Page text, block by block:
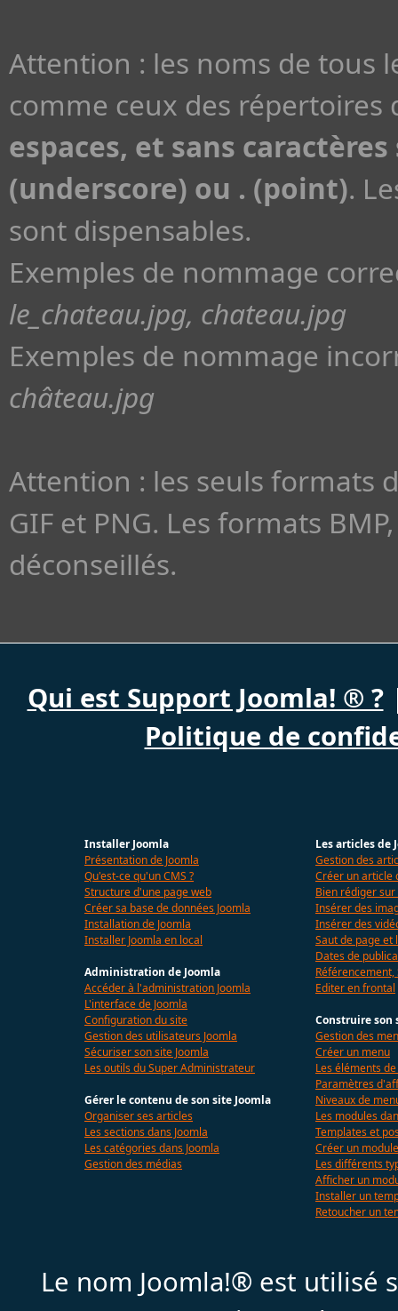
Attention : les noms de tous
comme ceux des répertoires
espaces, et sans
(underscore) ou . (point).
sont dispensables.
Exemples de nommage
le_chateau.jpg, chateau.jpg
Exemples de nommage
château.jpg
Attention : les seuls formats
GIF et PNG. Les formats
déconseillés.
Qui est Support Joomla! ® ?
Politique de
Installer Joomla
Présentation de Joomla
Qu'est-ce qu'un CMS ?
Structure d'une page web
Créer sa base de données Joomla
Installation de Joomla
Installer Joomla en local
Administration de Joomla
Accéder à l'administration Joomla
L'interface de Joomla
Configuration du site
Gestion des utilisateurs Joomla
Sécuriser son site Joomla
Les outils du Super Administrateur
Gérer le contenu de son site Joomla
Organiser ses articles
Les sections dans Joomla
Les catégories dans Joomla
Gestion des médias
Les articles de
Gestion des
Créer un article
Bien rédiger
Insérer des
Insérer des
Saut de page et
Dates de
Référencement,
Editer en frontal
Construire son
Gestion des
Créer un menu
Les éléments
Paramètres
Niveaux de
Les modules
Templates et
Créer un module
Les différents
Afficher un
Installer un
Retoucher un
Le nom Joomla!® est